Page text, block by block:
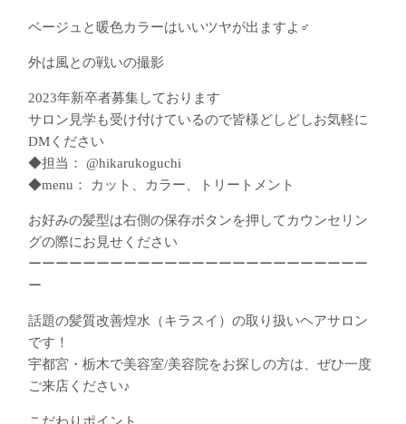
ベージュと暖色カラーはいいツヤが出ますよ‍♂️
外は風との戦いの撮影
2023年新卒者募集しております
サロン見学も受け付けているので皆様どしどしお気軽に
DMください
◆担当： @hikarukoguchi
◆menu： カット、カラー、トリートメント
お好みの髪型は右側の保存ボタンを押してカウンセリン
グの際にお見せください
ーーーーーーーーーーーーーーーーーーーーーーーーー
ー
話題の髪質改善煌水（キラスイ）の取り扱いヘアサロン
です！
宇都宮・栃木で美容室/美容院をお探しの方は、ぜひ一度
ご来店ください♪
こだわりポイント